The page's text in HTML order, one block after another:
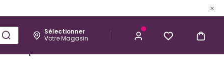
Sélectionner
Votre Magasin
Esthétique Homme Kérastase